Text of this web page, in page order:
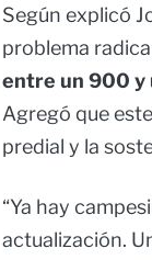
Según explicó
problema
entre un 900 y
Agregó que
predial y la
“Ya hay
actualización.